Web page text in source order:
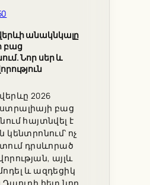
անակնկալը
բաց
Նոր սեր և
2026
բաց
հայտնվել է
կենտրոնում՝ ոչ
դրսևորած
այլև
և ազդեցիկ